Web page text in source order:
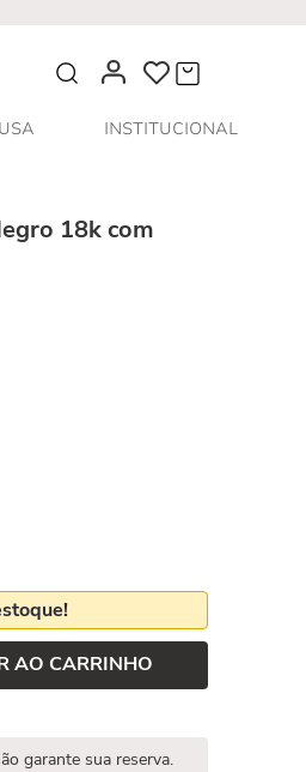
O que você procura?
INSTITUCIONAL
18k com
AO CARRINHO
garante sua reserva.